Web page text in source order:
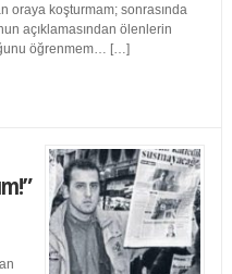
oraya koşturmam; sonrasında
açıklamasından ölenlerin
öğrenmem… […]